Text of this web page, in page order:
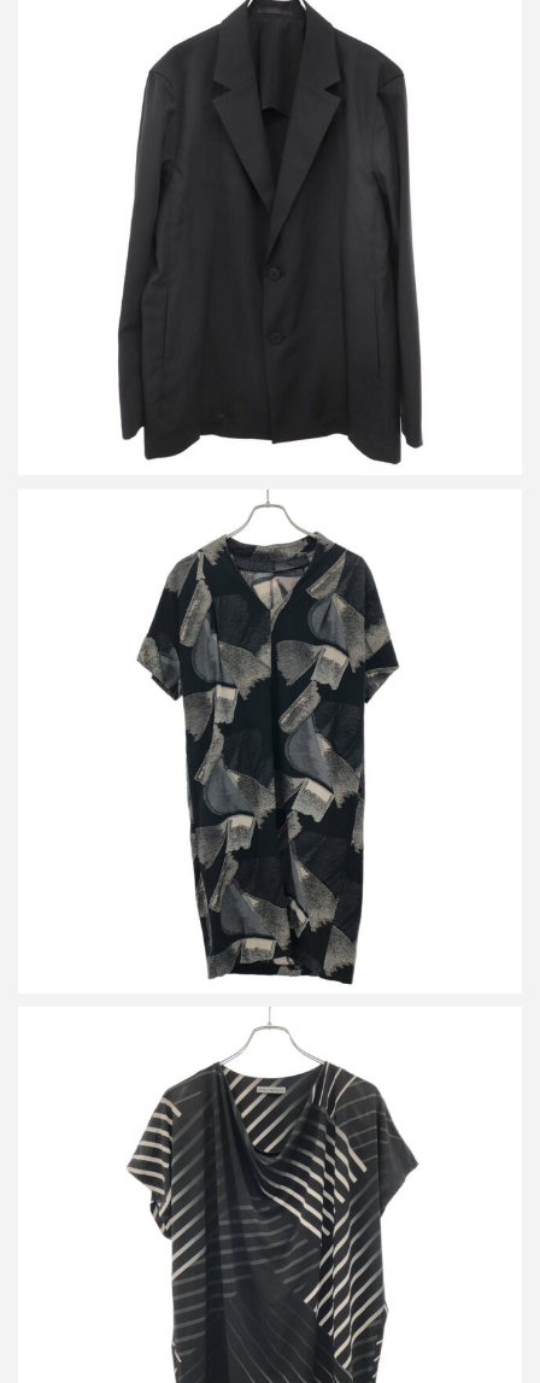
アイム メン イッセイミヤケ 26SS WINGS BLACK ハンドプリー
ツポリエステルジャケット
ハートイッセイミヤケ ジャガードデザインワンピース
詳しく見る
イッセイミヤケ 15AW ラインデザインノースリーブトップス
詳しく見る